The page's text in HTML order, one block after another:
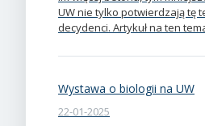
UW nie tylko potwierdzają tę
decydenci. Artykuł na ten
Wystawa o biologii na UW
22-01-2025